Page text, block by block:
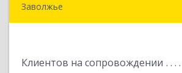
Заволжье
Клиентов на сопровождении